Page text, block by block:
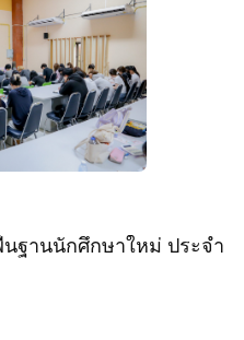
ฐานนักศึกษาใหม่ ประจำ